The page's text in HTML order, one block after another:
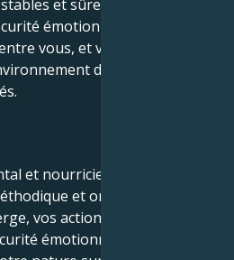
et sûres, celles qui
émotionnelle et un fort
vous, et votre amour
de respect et
et nourricier en Cancer qui
et orienté vers le
vos actions sont un
émotionnelle et de